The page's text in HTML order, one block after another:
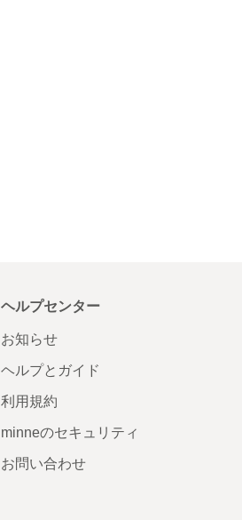
ヘルプセンター
お知らせ
ヘルプとガイド
利用規約
minneのセキュリティ
お問い合わせ